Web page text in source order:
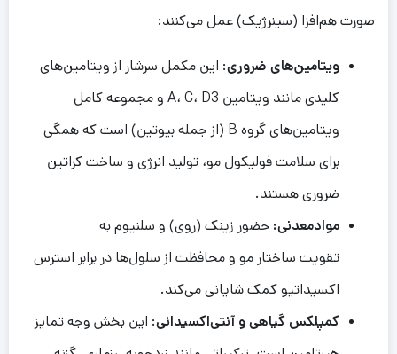
صورت هم‌افزا (سینرژیک) عمل می‌کنند:
ویتامین‌های ضروری: این مکمل سرشار از ویتامین‌های
کلیدی مانند ویتامین A، C، D3 و مجموعه کامل
ویتامین‌های گروه B (از جمله بیوتین) است که همگی
برای سلامت فولیکول مو، تولید انرژی و ساخت کراتین
ضروری هستند.
موادمعدنی: حضور زینک (روی) و سلنیوم به
تقویت ساختار مو و محافظت از سلول‌ها در برابر استرس
اکسیداتیو کمک شایانی می‌کند.
کمپلکس گیاهی و آنتی‌اکسیدانی: این بخش وجه تمایز